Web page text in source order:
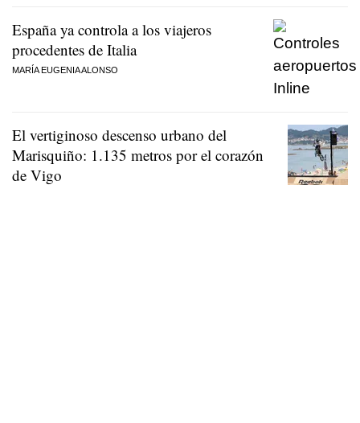
España ya controla a los viajeros
procedentes de Italia
MARÍA EUGENIA ALONSO
El vertiginoso descenso urbano del
Marisquiño: 1.135 metros por el corazón
de Vigo